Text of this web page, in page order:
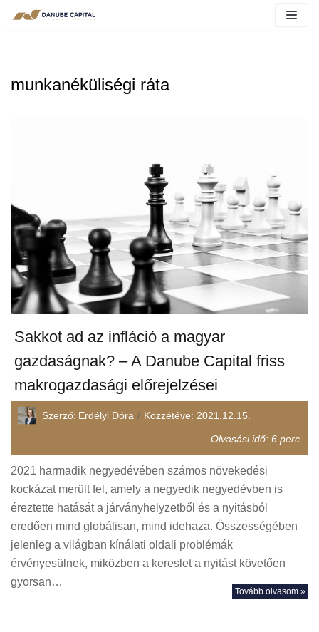
munkanéküliségi ráta
Sakkot ad az infláció a magyar
gazdaságnak? – A Danube Capital friss
makrogazdasági előrejelzései
Szerző: Erdélyi Dóra Közzétéve: 2021.12.15.
Olvasási idő: 6 perc
2021 harmadik negyedévében számos növekedési
kockázat merült fel, amely a negyedik negyedévben is
éreztette hatását a járványhelyzetből és a nyitásból
eredően mind globálisan, mind idehaza. Összességében
jelenleg a világban kínálati oldali problémák
érvényesülnek, miközben a kereslet a nyitást követően
gyorsan…
Tovább olvasom »